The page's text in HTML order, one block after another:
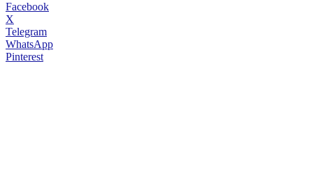
Facebook
X
Telegram
WhatsApp
Pinterest